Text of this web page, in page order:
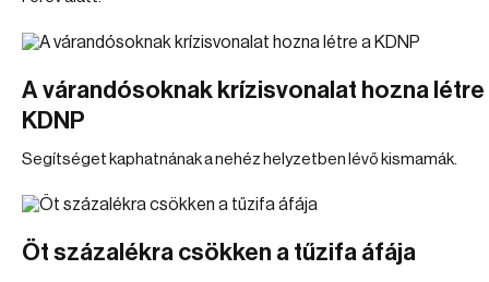
A várandósoknak krízisvonalat hozna létre
KDNP
Segítséget kaphatnának a nehéz helyzetben lévő kismamák.
Öt százalékra csökken a tűzifa áfája